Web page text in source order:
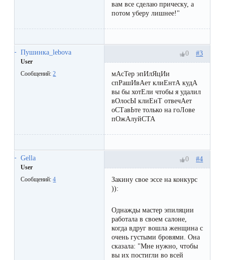
депиляции
воском
воска
для
депиляции
вам все сделаю прическу, а
потом уберу лишнее!"
Пушинка_lebova
User
Сообщений:2
#3
0
мАсТер эпИлЯцИи
спРашИвАет клиЕнтА кудА
вы бы хотЕли чтобы я удалил
вОлосЫ клиЕнТ отвечАет
оСТавЬте только на гоЛове
пОжАлуйСТА
Gella
User
Сообщений:4
#4
0
Закину свое эссе на конкурс
)):
Однажды мастер эпиляции
работала в своем салоне,
когда вдруг вошла женщина с
очень густыми бровями. Она
сказала: "Мне нужно, чтобы
вы их постигли во всей